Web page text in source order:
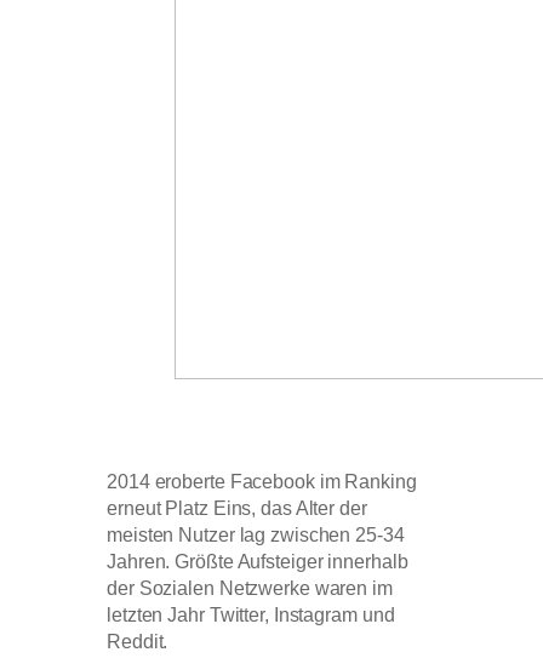
2014 eroberte Facebook im Ranking
erneut Platz Eins, das Alter der
meisten Nutzer lag zwischen 25-34
Jahren. Größte Aufsteiger innerhalb
der Sozialen Netzwerke waren im
letzten Jahr Twitter, Instagram und
Reddit.